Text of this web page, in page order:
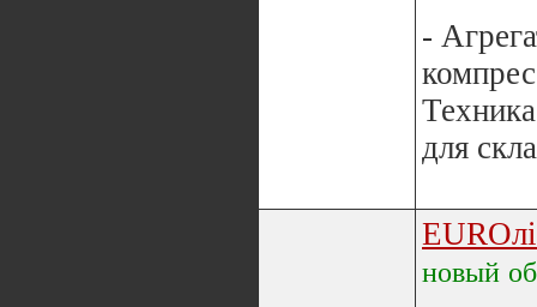
-
для
новый